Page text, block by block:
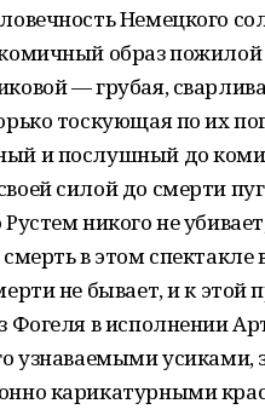
Немецкого
образ
— грубая,
тоскующая по их
и послушный до
силой до смерти
никого не
в этом
не бывает, и к
Фогеля в исполнении
узнаваемыми
карикатурными